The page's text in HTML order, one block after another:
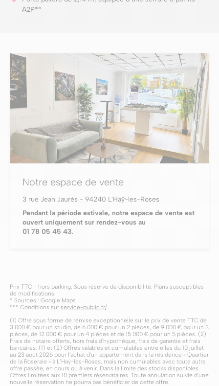
A2P**
Notre espace de vente
3 rue Jean Jaurès - 94240 L'Haÿ-les-Roses
Pendant la période estivale, notre espace de vente est
ouvert uniquement sur rendez-vous au
01 78 05 45 43.
Prix TTC - hors parking. Sous réserve de disponibilité. Plans susceptibles
de modifications.
* Sources : Google Maps
*** Conditions sur service-public.fr/
(1) Offre sous forme de remise exceptionnelle sur le prix de vente TTC de
3 000 € pour un studio, de 6 000 € pour un 2 pièces, de 9 000 € pour un 3
pièces, de 12 000 € pour un 4 pièces et de 15 000 € pour un 5 pièces. (2)
Frais de notaire offerts, hors frais d'hypothèque, frais de garantie et frais
bancaires. (1) et (2) Offres valables et cumulables entre elles du 10 juillet
au 23 août 2026 pour l'achat d'un appartement dans la résidence « Quartier
de la Roseraie » à L’Haÿ-les-Roses, mais non cumulables avec toute autre
offre passée, en cours ou à venir. Dans la limite des stocks disponibles.
Offres limitées aux 10 premiers réservataires. Toute annulation suivie d'une
nouvelle réservation ne pourra pas bénéficier de cette offre.